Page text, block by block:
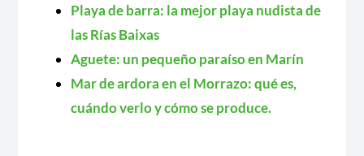
Playa de barra: la mejor playa nudista de
las Rías Baixas
Aguete: un pequeño paraíso en Marín
Mar de ardora en el Morrazo: qué es,
cuándo verlo y cómo se produce.